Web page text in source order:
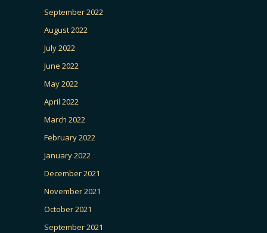
September 2022
August 2022
July 2022
June 2022
May 2022
April 2022
March 2022
February 2022
January 2022
December 2021
November 2021
October 2021
September 2021